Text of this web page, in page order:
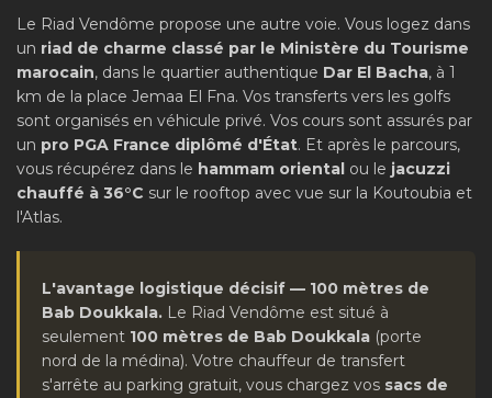
Le Riad Vendôme propose une autre voie. Vous logez dans
un riad de charme classé par le Ministère du Tourisme
marocain, dans le quartier authentique Dar El Bacha, à 1
km de la place Jemaa El Fna. Vos transferts vers les golfs
sont organisés en véhicule privé. Vos cours sont assurés par
un pro PGA France diplômé d'État. Et après le parcours,
vous récupérez dans le hammam oriental ou le jacuzzi
chauffé à 36°C sur le rooftop avec vue sur la Koutoubia et
l'Atlas.
L'avantage logistique décisif — 100 mètres de
Bab Doukkala. Le Riad Vendôme est situé à
seulement 100 mètres de Bab Doukkala (porte
nord de la médina). Votre chauffeur de transfert
s'arrête au parking gratuit, vous chargez vos sacs de